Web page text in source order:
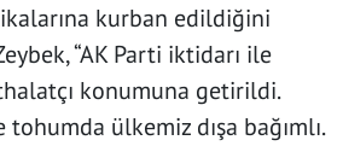
kurban edildiğini
“AK Parti iktidarı ile
konumuna getirildi.
tohumda ülkemiz dışa bağımlı.